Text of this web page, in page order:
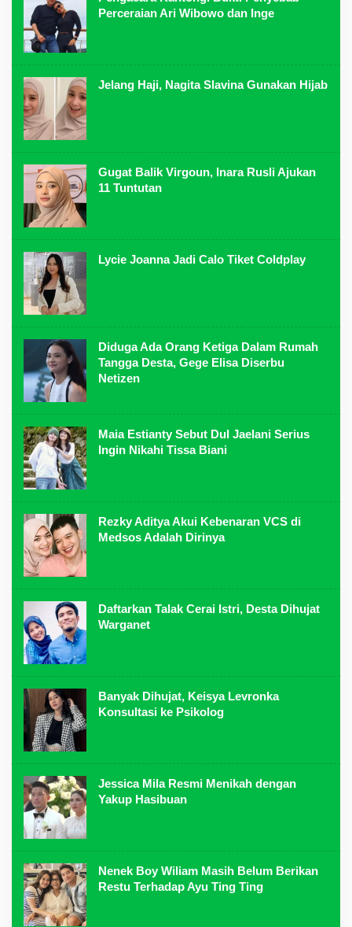
Perceraian Ari Wibowo dan Inge
Jelang Haji, Nagita Slavina Gunakan Hijab
Gugat Balik Virgoun, Inara Rusli Ajukan
11 Tuntutan
Lycie Joanna Jadi Calo Tiket Coldplay
Diduga Ada Orang Ketiga Dalam Rumah
Tangga Desta, Gege Elisa Diserbu
Netizen
Maia Estianty Sebut Dul Jaelani Serius
Ingin Nikahi Tissa Biani
Rezky Aditya Akui Kebenaran VCS di
Medsos Adalah Dirinya
Daftarkan Talak Cerai Istri, Desta Dihujat
Warganet
Banyak Dihujat, Keisya Levronka
Konsultasi ke Psikolog
Jessica Mila Resmi Menikah dengan
Yakup Hasibuan
Nenek Boy Wiliam Masih Belum Berikan
Restu Terhadap Ayu Ting Ting